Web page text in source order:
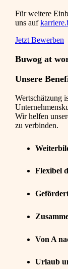
Für weitere
uns auf
Jetzt Bewerben
Buwog at
Unsere
Wertschätzung
Wir helfen
zu verbinden.
Flexibel
Von A
Urlaub